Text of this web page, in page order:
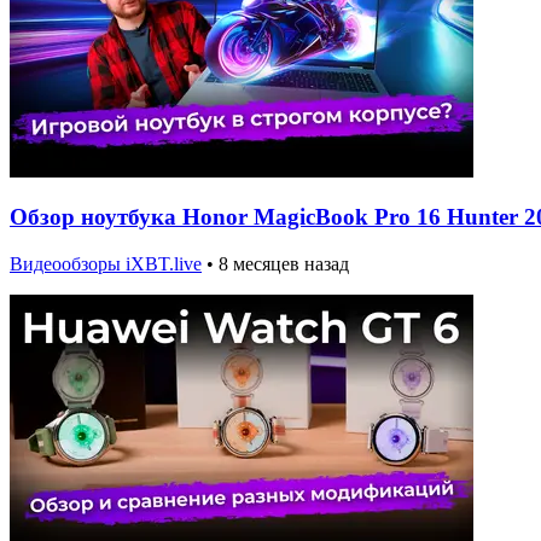
Обзор ноутбука Honor MagicBook Pro 16 Hunter
Видеообзоры iXBT.live • 8 месяцев назад